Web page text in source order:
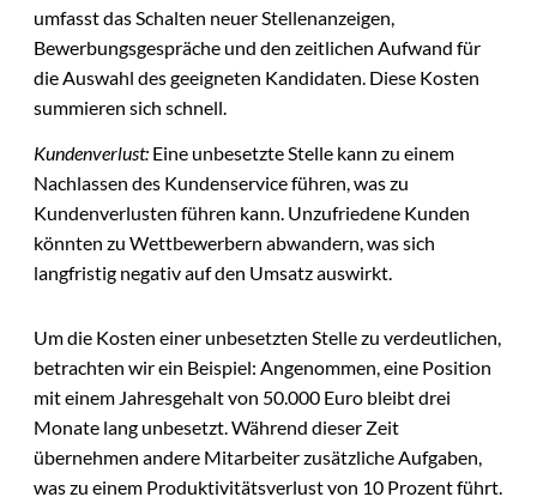
umfasst das Schalten neuer Stellenanzeigen,
Bewerbungsgespräche und den zeitlichen Aufwand für
die Auswahl des geeigneten Kandidaten. Diese Kosten
summieren sich schnell.
Kundenverlust: Eine unbesetzte Stelle kann zu einem
Nachlassen des Kundenservice führen, was zu
Kundenverlusten führen kann. Unzufriedene Kunden
könnten zu Wettbewerbern abwandern, was sich
langfristig negativ auf den Umsatz auswirkt.
Um die Kosten einer unbesetzten Stelle zu verdeutlichen,
betrachten wir ein Beispiel: Angenommen, eine Position
mit einem Jahresgehalt von 50.000 Euro bleibt drei
Monate lang unbesetzt. Während dieser Zeit
übernehmen andere Mitarbeiter zusätzliche Aufgaben,
was zu einem Produktivitätsverlust von 10 Prozent führt.